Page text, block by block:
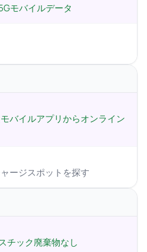
モバイルデータ
バイルアプリからオンライン
ージスポットを探す
チック廃棄物なし